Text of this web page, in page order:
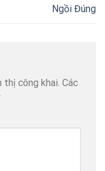
Ngồi Đúng
công khai. Các